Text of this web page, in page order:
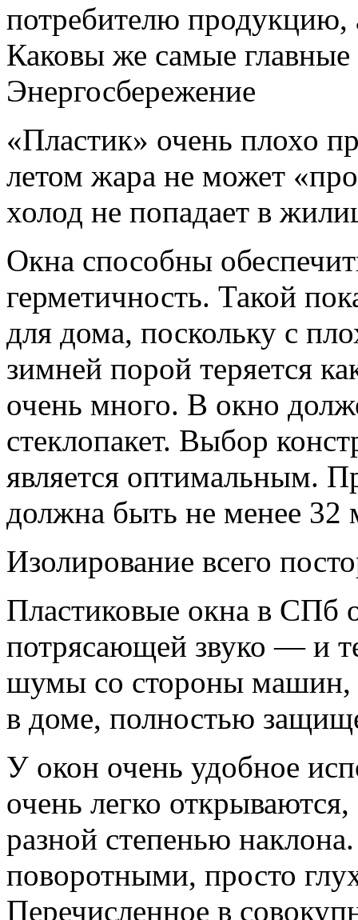
потребителю продукцию,
Каковы же самые главные
Энергосбережение
«Пластик» очень плохо
летом жара не может
холод не попадает в
Окна способны
герметичность. Такой
для дома, поскольку с
зимней порой теряется
очень много. В окно
стеклопакет. Выбор
является оптимальным.
должна быть не менее 32
Изолирование всего
Пластиковые окна в СПб
потрясающей звуко — и
шумы со стороны машин,
в доме, полностью
У окон очень удобное
очень легко
разной степенью
поворотными, просто
Перечисленное в